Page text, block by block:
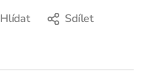
Hlídat Sdílet